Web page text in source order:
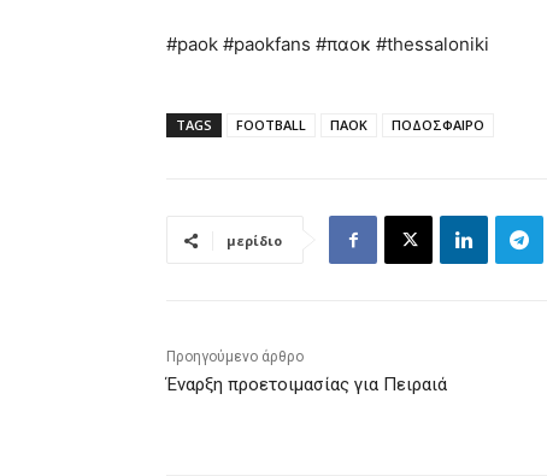
#paok #paokfans #παοκ #thessaloniki
TAGS FOOTBALL ΠΑΟΚ ΠΟΔΟΣΦΑΙΡΟ
μερίδιο
Προηγούμενο άρθρο
Έναρξη προετοιμασίας για Πειραιά